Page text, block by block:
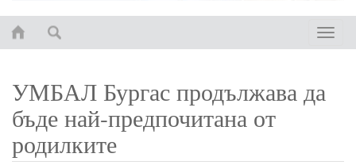
Toggle
УМБАЛ Бургас продължава да
бъде най-предпочитана от
родилките